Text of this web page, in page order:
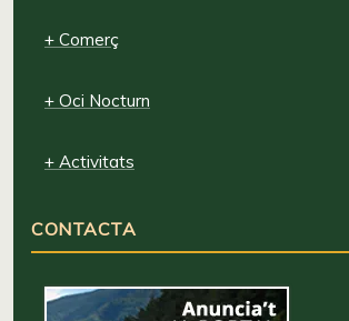
+ Comerç
+ Oci Nocturn
+ Activitats
CONTACTA